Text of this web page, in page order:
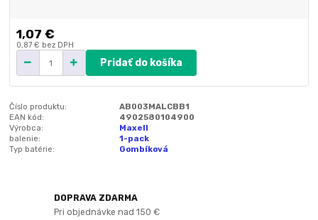
1,07 €
0,87 € bez DPH
Pridať do košíka
Číslo produktu:
AB003MALCBB1
EAN kód:
4902580104900
Výrobca:
Maxell
balenie:
1-pack
Typ batérie:
Gombíková
DOPRAVA ZDARMA
Pri objednávke nad 150 €